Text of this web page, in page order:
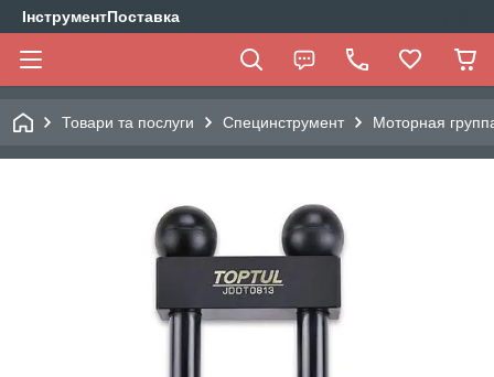
ІнструментПоставка
Товари та послуги Специнструмент Моторная